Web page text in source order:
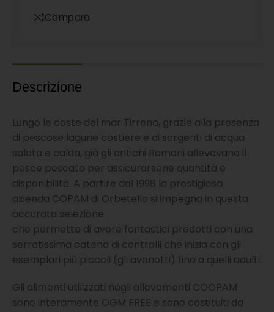
Compara
Descrizione
Lungo le coste del mar Tirreno, grazie alla presenza
di pescose lagune costiere e di sorgenti di acqua
salata e calda, già gli antichi Romani allevavano il
pesce pescato per assicurarsene quantità e
disponibilità. A partire dal 1998 la prestigiosa
azienda COPAM di Orbetello si impegna in questa
accurata selezione
che permette di avere fantastici prodotti con una
serratissima catena di controlli che inizia con gli
esemplari più piccoli (gli avanotti) fino a quelli adulti.
Gli alimenti utilizzati negli allevamenti COOPAM
sono interamente OGM FREE e sono costituiti da